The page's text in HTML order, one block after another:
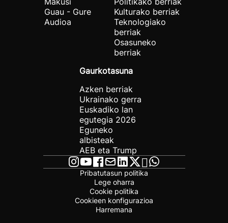
Guau - Gure
Audioa
Kulturako berriak
Teknologiako
berriak
Osasuneko
berriak
Gaurkotasuna
Azken berriak
Ukrainako gerra
Euskadiko lan
egutegia 2026
Eguneko
albisteak
AEB eta Trump
Pribatutasun politika
Lege oharra
Cookie politika
Cookieen konfigurazioa
Harremana